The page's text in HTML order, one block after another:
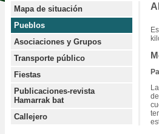
Mapa de situación
Pueblos
Asociaciones y Grupos
Transporte público
Fiestas
Publicaciones-revista
Hamarrak bat
Callejero